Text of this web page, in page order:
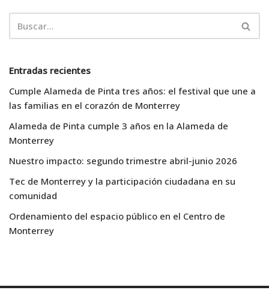
Entradas recientes
Cumple Alameda de Pinta tres años: el festival que une a
las familias en el corazón de Monterrey
Alameda de Pinta cumple 3 años en la Alameda de
Monterrey
Nuestro impacto: segundo trimestre abril-junio 2026
Tec de Monterrey y la participación ciudadana en su
comunidad
Ordenamiento del espacio público en el Centro de
Monterrey